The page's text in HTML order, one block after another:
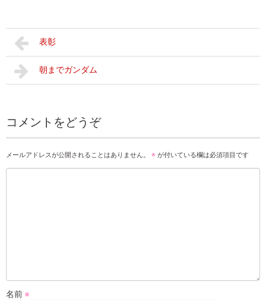
表彰
朝までガンダム
コメントをどうぞ
メールアドレスが公開されることはありません。 ※ が付いている欄は必須項目です
名前 ※